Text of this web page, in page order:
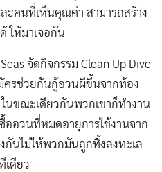
ะคนที่เห็นคุณค่า สามารถสร้าง
ให้มาเจอกัน
จัดกิจกรรม Clean Up Dive
ครช่วยกันกู้อวนผีขึ้นจากท้อง
นขณะเดียวกันพวกเขาก็ทำงาน
ออวนที่หมดอายุการใช้งานจาก
กันไม่ให้พวกมันถูกทิ้งลงทะเล
เดียว